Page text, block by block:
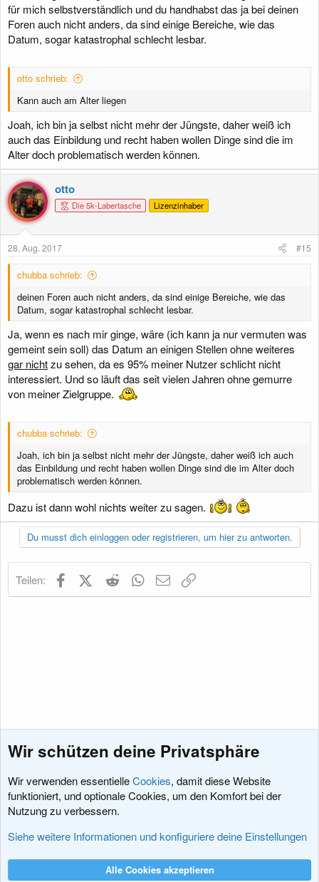
für mich selbstverständlich und du handhabst das ja bei deinen
Foren auch nicht anders, da sind einige Bereiche, wie das
Datum, sogar katastrophal schlecht lesbar.
otto schrieb:
Kann auch am Alter liegen
Joah, ich bin ja selbst nicht mehr der Jüngste, daher weiß ich
auch das Einbildung und recht haben wollen Dinge sind die im
Alter doch problematisch werden können.
otto
Die 5k-Labertasche Lizenzinhaber
28. Aug. 2017 #15
chubba schrieb:
deinen Foren auch nicht anders, da sind einige Bereiche, wie das
Datum, sogar katastrophal schlecht lesbar.
Ja, wenn es nach mir ginge, wäre (ich kann ja nur vermuten was
gemeint sein soll) das Datum an einigen Stellen ohne weiteres
gar nichtzu sehen, da es 95% meiner Nutzer schlicht nicht
interessiert. Und so läuft das seit vielen Jahren ohne gemurre
von meiner Zielgruppe.
chubba schrieb:
Joah, ich bin ja selbst nicht mehr der Jüngste, daher weiß ich auch
das Einbildung und recht haben wollen Dinge sind die im Alter doch
problematisch werden können.
Dazu ist dann wohl nichts weiter zu sagen.
Du musst dich einloggen oder registrieren, um hier zu antworten.
Teilen: FacebookX (Twitter)
Reddit WhatsApp
E-Mail
News
Nutzungsbedingungen Datenschutz
Wir schützen deine Privatsphäre
Wir verwenden essentielleCookies, damit diese Website
funktioniert, und optionale Cookies, um den Komfort bei der
Nutzung zu verbessern.
Siehe weitere Informationen und konfiguriere deine Einstellungen
Alle Cookies akzeptieren